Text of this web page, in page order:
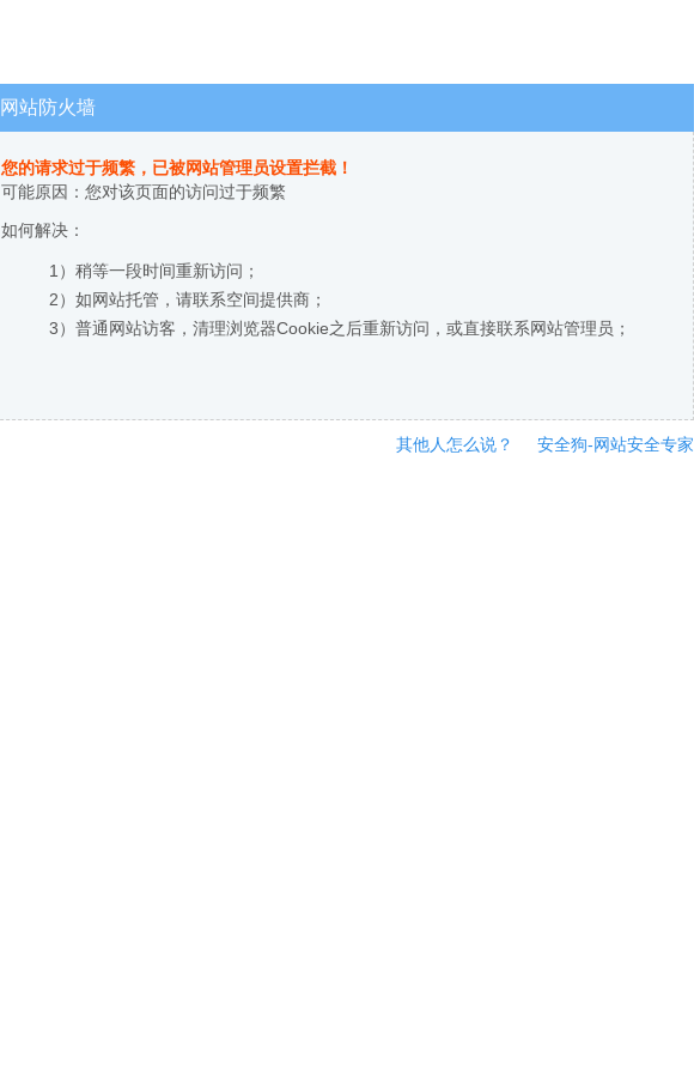
网站防火墙
您的请求过于频繁，已被网站管理员设置拦截！
可能原因：您对该页面的访问过于频繁
如何解决：
1）稍等一段时间重新访问；
2）如网站托管，请联系空间提供商；
3）普通网站访客，清理浏览器Cookie之后重新访问，或直接联系网站管理员；
其他人怎么说？ 安全狗-网站安全专家